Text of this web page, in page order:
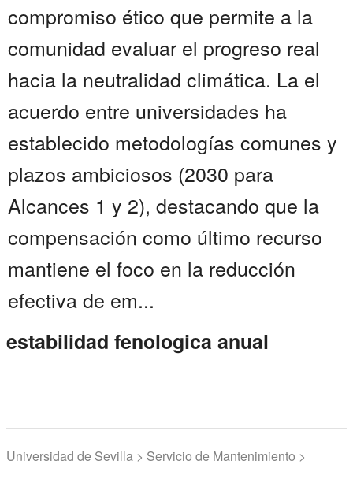
compromiso ético que permite a la
comunidad evaluar el progreso real
hacia la neutralidad climática. La el
acuerdo entre universidades ha
establecido metodologías comunes y
plazos ambiciosos (2030 para
Alcances 1 y 2), destacando que la
compensación como último recurso
mantiene el foco en la reducción
efectiva de em...
estabilidad fenologica anual
Universidad de Sevilla > Servicio de Mantenimiento >